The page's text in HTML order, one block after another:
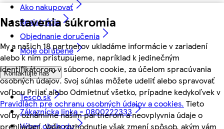
Nastavenia súkromia
My a našich 18 partnerov ukladáme informácie v zariadení
alebo k nim pristupujeme, napríklad k jedinečným
identifikátorom v súboroch cookie, za účelom spracúvania
osobných údajov. Svoj súhlas môžete udeliť alebo spravovať
voľbou Prijať alebo Odmietnuť všetko, prípadne kedykoľvek v
Pravidlách pre ochranu osobných údajov a cookies. Tieto
voľby oznámime našim partnerom a neovplyvnia údaje o
prehliadaní. Vaše rozhodnutie však zmení spôsob, akým vám
Ako nakupovať
Registrácia
Objednanie doručenia
Moje obľúbené
Kontaktujte nás
Tesco.sk
Zákaznícka linka - 0800222333
Výber obchodu